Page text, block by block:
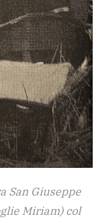
San Giuseppe
Miriam) col